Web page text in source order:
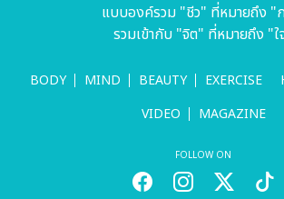
แบบองค์รวม "ชีว" ที่หมายถึง "
รวมเข้ากับ "จิต" ที่หมายถึง "ใ
BODY MIND BEAUTY EXERCISE
VIDEO
MAGAZINE
FOLLOW ON